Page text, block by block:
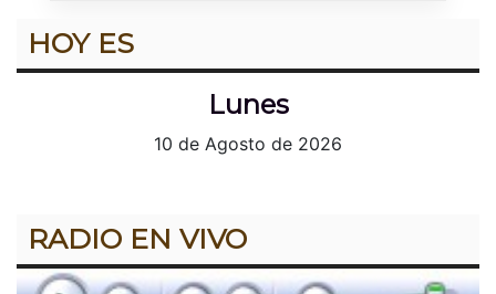
HOY ES
Lunes
10 de Agosto de 2026
RADIO EN VIVO